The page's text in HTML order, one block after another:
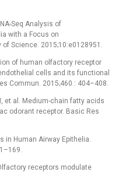
Seq Analysis of
with a Focus on
Science. 2015;10:e0128951.
of human olfactory receptor
cells and its functional
Commun. 2015;460 : 404–408.
et al. Medium-chain fatty acids
odorant receptor. Basic Res
in Human Airway Epithelia.
receptors modulate